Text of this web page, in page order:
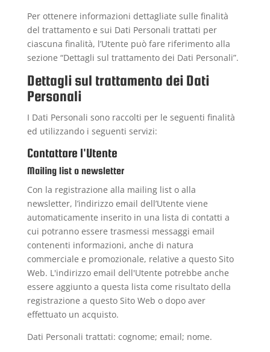
Per ottenere informazioni dettagliate sulle finalità
del trattamento e sui Dati Personali trattati per
ciascuna finalità, l’Utente può fare riferimento alla
sezione “Dettagli sul trattamento dei Dati Personali”.
Dettagli sul trattamento dei Dati
Personali
I Dati Personali sono raccolti per le seguenti finalità
ed utilizzando i seguenti servizi:
Contattare l'Utente
Mailing list o newsletter
Con la registrazione alla mailing list o alla
newsletter, l’indirizzo email dell’Utente viene
automaticamente inserito in una lista di contatti a
cui potranno essere trasmessi messaggi email
contenenti informazioni, anche di natura
commerciale e promozionale, relative a questo Sito
Web. L'indirizzo email dell'Utente potrebbe anche
essere aggiunto a questa lista come risultato della
registrazione a questo Sito Web o dopo aver
effettuato un acquisto.
Dati Personali trattati: cognome; email; nome.